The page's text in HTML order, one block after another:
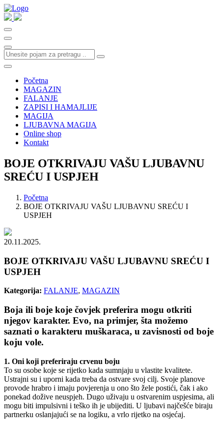
Početna
MAGAZIN
FALANJE
ZAPISI I HAMAJLIJE
MAGIJA
LJUBAVNA MAGIJA
Online shop
Kontakt
BOJE OTKRIVAJU VAŠU LJUBAVNU
SREĆU I USPJEH
Početna
BOJE OTKRIVAJU VAŠU LJUBAVNU SREĆU I
USPJEH
20.11.2025.
BOJE OTKRIVAJU VAŠU LJUBAVNU SREĆU I
USPJEH
Kategorija: FALANJE, MAGAZIN
Boja ili boje koje čovjek preferira mogu otkriti
njegov karakter. Evo, na primjer, šta možemo
saznati o karakteru muškaraca, u zavisnosti od boje
koju vole.
1. Oni koji preferiraju crvenu boju
To su osobe koje se rijetko kada sumnjaju u vlastite kvalitete.
Ustrajni su i uporni kada treba da ostvare svoj cilj. Svoje planove
provode hrabro i imaju povjerenja u ono što žele postići, čak i ako
ponekad dožive neuspjeh. Dugo uživaju u ostvarenim uspjesima, ali
mogu biti impulsivni i teško ih je ubijediti. U ljubavi najčešće biraju
partnerku oslanjajući se na logiku, a vrlo rijetko na osjećaj.